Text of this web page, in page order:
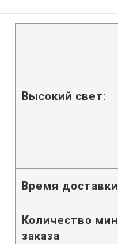
Высокий свет:
Время доставки
Количество мин
заказа